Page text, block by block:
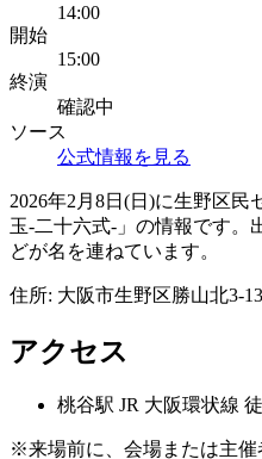
14:00
開始
15:00
終演
確認中
ソース
公式情報を見る
2026年2月8日(日)に生野区
玉-二十六式-」の情報です。
どが名を連ねています。
住所: 大阪市生野区勝山北3-
アクセス
桃谷駅 JR 大阪環状線
※来場前に、会場または主催